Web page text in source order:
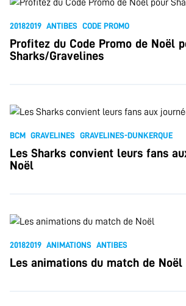
20182019 ANTIBES CODE PROMO
Profitez du Code Promo de Noël
Sharks/Gravelines
BCM GRAVELINES GRAVELINES-DUNKERQUE
Les Sharks convient leurs fans
Noël
20182019 ANIMATIONS ANTIBES
Les animations du match de Noël